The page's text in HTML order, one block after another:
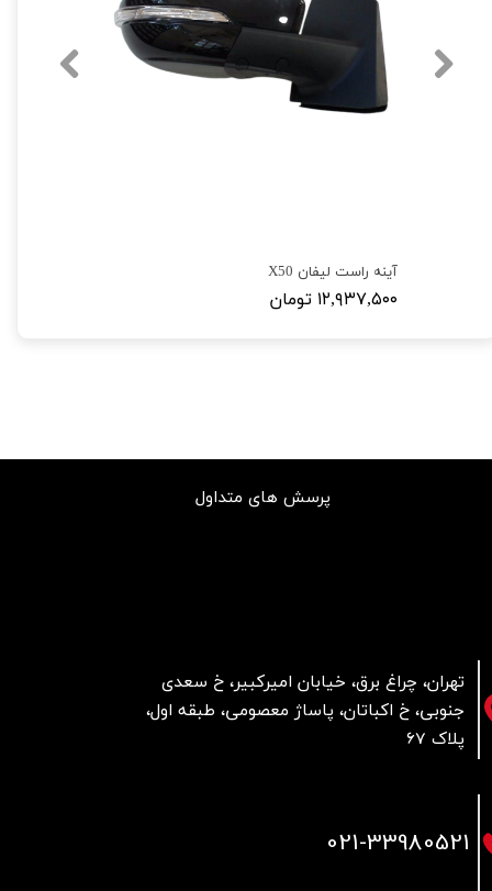
آینه راست لیفان X50
۱۲,۹۳۷,۵۰۰ تومان
تهران، چراغ برق، خیابان امیرکبیر، خ سعدی
جنوبی، خ اکباتان، پاساژ معصومی، طبقه اول،
پلاک 67
پرسش های متداول
021-33980521